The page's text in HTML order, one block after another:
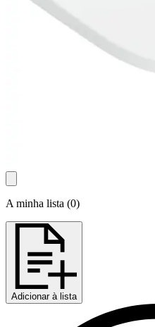
A minha lista (0)
Adicionar à lista